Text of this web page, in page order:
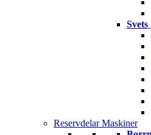
Reservdelar Maskiner